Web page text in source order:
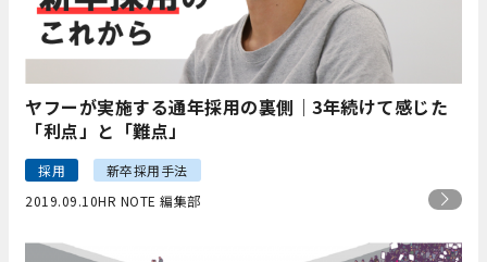
ヤフーが実施する通年採用の裏側｜3年続けて感じた
「利点」と「難点」
採用
新卒採用手法
2019.09.10HR NOTE 編集部